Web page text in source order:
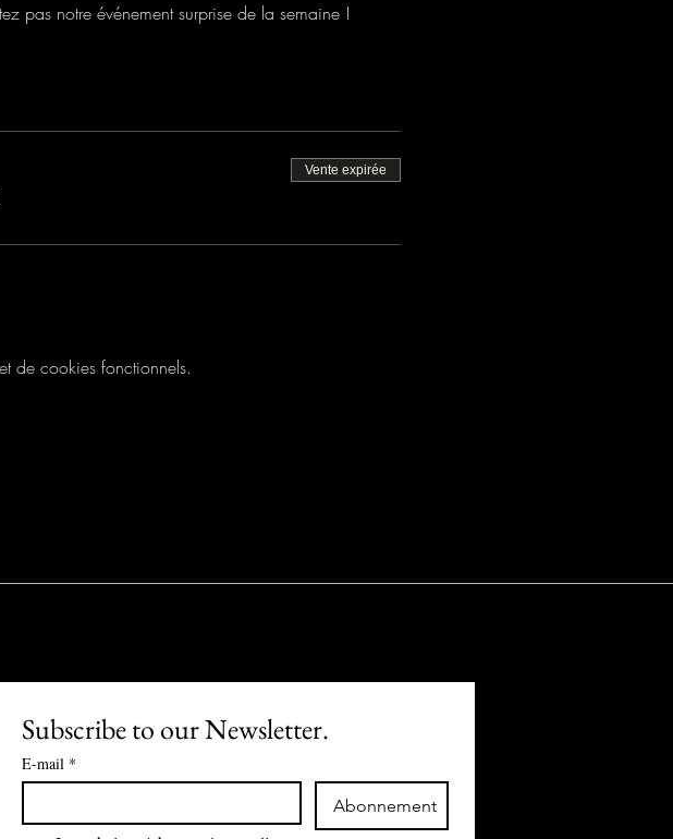
pas notre événement surprise de la semaine !
Vente expirée
de cookies fonctionnels.
Subscribe to our Newsletter.
E-mail *
Abonnement